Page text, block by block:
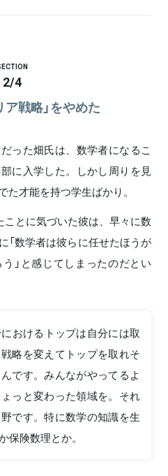
2/4
ア戦略」をやめた
った畑氏は、数学者になるこ
に入学した。しかし周りを見
才能を持つ学生ばかり。
ことに気づいた彼は、早々に数
「数学者は彼らに任せたほうが
」と感じてしまったのだとい
におけるトップは自分には取
略を変えてトップを取れそ
です。みんながやってるよ
っと変わった領域を。それ
です。特に数学の知識を生
保険数理とか。